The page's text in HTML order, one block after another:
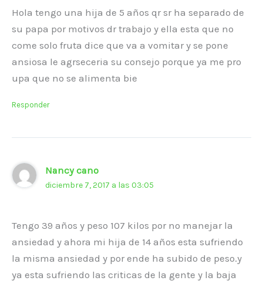
Hola tengo una hija de 5 años qr sr ha separado de
su papa por motivos dr trabajo y ella esta que no
come solo fruta dice que va a vomitar y se pone
ansiosa le agrseceria su consejo porque ya me pro
upa que no se alimenta bie
Responder
Nancy cano
diciembre 7, 2017 a las 03:05
Tengo 39 años y peso 107 kilos por no manejar la
ansiedad y ahora mi hija de 14 años esta sufriendo
la misma ansiedad y por ende ha subido de peso.y
ya esta sufriendo las criticas de la gente y la baja